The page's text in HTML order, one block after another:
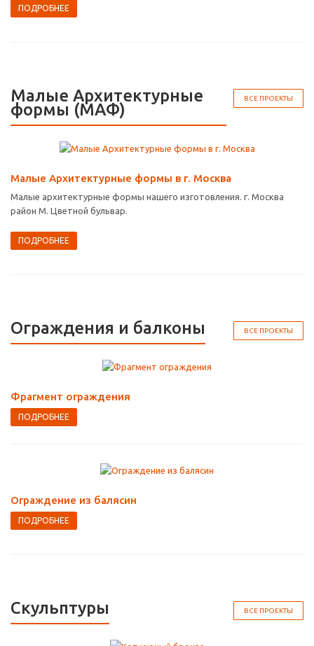
ПОДРОБНЕЕ
ВСЕ ПРОЕКТЫ
Малые Архитектурные
формы (МАФ)
Малые Архитектурные формы в г. Москва
Малые архитектурные формы нашего изготовления. г. Москва
район М. Цветной бульвар.
ПОДРОБНЕЕ
ВСЕ ПРОЕКТЫ
Ограждения и балконы
Фрагмент ограждения
ПОДРОБНЕЕ
Ограждение из балясин
ПОДРОБНЕЕ
ВСЕ ПРОЕКТЫ
Скульптуры